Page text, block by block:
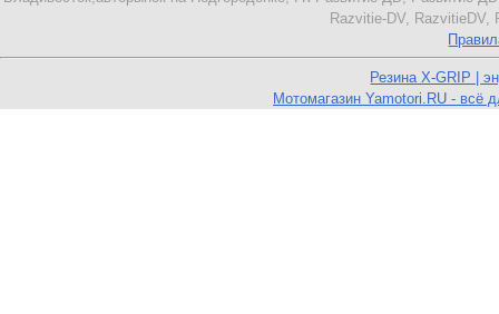
Razvitie-DV, RazvitieDV,
Резина X-GRIP |
Мотомагазин Yamotori.RU - всё